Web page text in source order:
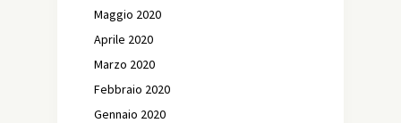
Maggio 2020
Aprile 2020
Marzo 2020
Febbraio 2020
Gennaio 2020